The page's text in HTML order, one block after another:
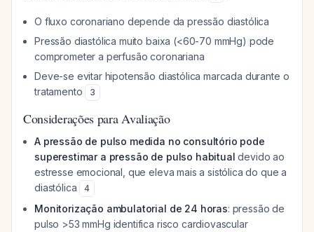
O fluxo coronariano depende da pressão diastólica
Pressão diastólica muito baixa (<60-70 mmHg) pode
comprometer a perfusão coronariana
Deve-se evitar hipotensão diastólica marcada durante o
tratamento
3
Considerações para Avaliação
A pressão de pulso medida no consultório pode
superestimar a pressão de pulso habitual devido ao
estresse emocional, que eleva mais a sistólica do que a
diastólica
4
Monitorização ambulatorial de 24 horas: pressão de
pulso >53 mmHg identifica risco cardiovascular